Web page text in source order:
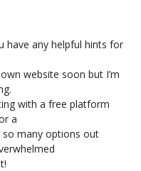
have any helpful hints for
website soon but I’m
with a free platform
a
so many options out